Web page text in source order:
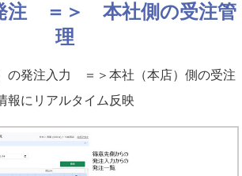
注 ＝＞ 本社側の受注管
理
の発注入力 ＝＞本社（本店）側の受注
報にリアルタイム反映